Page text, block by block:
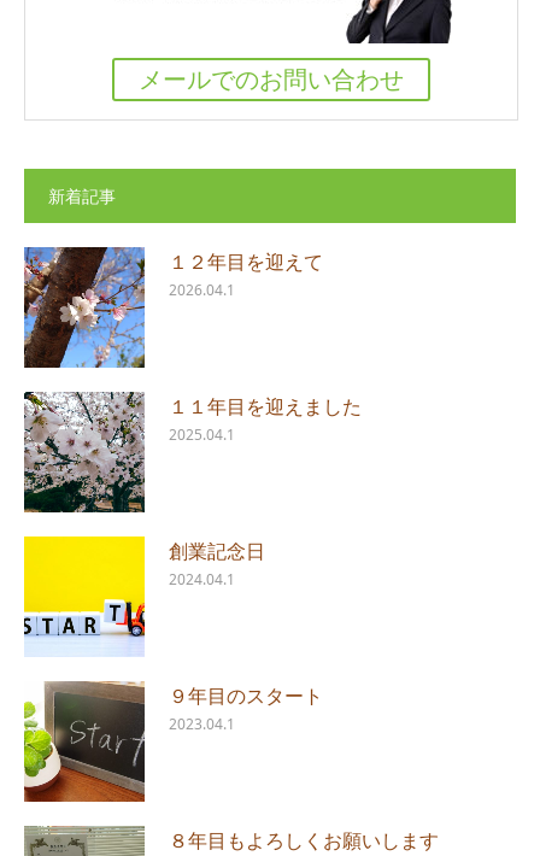
メールでのお問い合わせ
新着記事
１２年目を迎えて
2026.04.1
１１年目を迎えました
2025.04.1
創業記念日
2024.04.1
９年目のスタート
2023.04.1
８年目もよろしくお願いします